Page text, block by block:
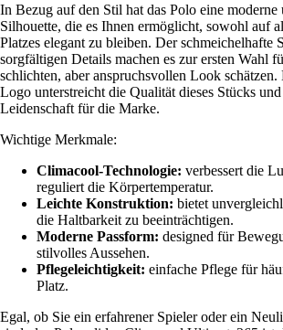
In Bezug auf den Stil hat das Polo eine moderne
Silhouette, die es Ihnen ermöglicht, sowohl auf
Platzes elegant zu bleiben. Der schmeichelhafte
sorgfältigen Details machen es zur ersten Wahl
schlichten, aber anspruchsvollen Look schätzen.
Logo unterstreicht die Qualität dieses Stücks
Leidenschaft für die Marke.
Wichtige Merkmale:
Climacool-Technologie: verbessert die
reguliert die Körpertemperatur.
Leichte Konstruktion: bietet
die Haltbarkeit zu beeinträchtigen.
Moderne Passform: designed für
stilvolles Aussehen.
Pflegeleichtigkeit: einfache Pflege für
Platz.
Egal, ob Sie ein erfahrener Spieler oder ein